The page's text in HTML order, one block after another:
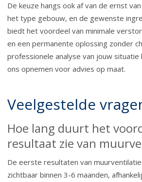
De keuze hangs ook af van de ernst
het type gebouw, en de gewenste
biedt het voordeel van minimale
en een permanente oplossing zonder
professionele analyse van jouw situatie
ons opnemen voor advies op maat.
Veelgestelde
Hoe lang duurt het
resultaat zie van
De eerste resultaten van
zichtbaar binnen 3-6 maanden,